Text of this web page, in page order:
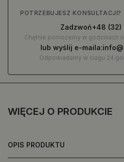
WIĘCEJ O PRODUKCIE
OPIS PRODUKTU
POTRZEBUJESZ KONSULTACJI?
Zadzwoń+48 (32)
Chętnie pomożemy w godzinach
lub wyślij e-maila:
Odpowiadamy w ciagu 24